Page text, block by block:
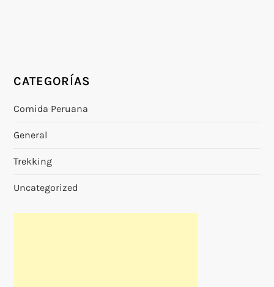
CATEGORÍAS
Comida Peruana
General
Trekking
Uncategorized